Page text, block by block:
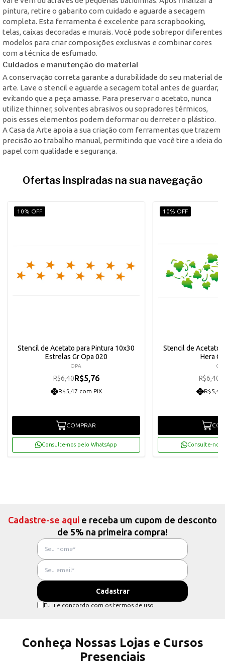
pintura, retire o gabarito com cuidado e aguarde a secagem
completa. Esta ferramenta é excelente para scrapbooking,
telas, caixas decoradas e murais. Você pode sobrepor diferentes
modelos para criar composições exclusivas e combinar cores
com a técnica de esfumado.
Cuidados e manutenção do material
A conservação correta garante a durabilidade do seu material de
arte. Lave o stencil e aguarde a secagem total antes de guardar,
evitando que a peça amasse. Para preservar o acetato, nunca
utilize thinner, solventes abrasivos ou sopradores térmicos,
pois esses elementos podem deformar ou derreter o plástico.
A Casa da Arte apoia a sua criação com ferramentas que trazem
precisão ao trabalho manual, permitindo que você tire a ideia do
papel com qualidade e segurança.
Ofertas inspiradas na sua navegação
10% OFF
Stencil de Acetato para Pintura 10x30
Estrelas Gr Opa 020
OPA
R$6,40R$5,76
R$5,47 com PIX
COMPRAR
Consulte-nos pelo WhatsApp
10% OFF
Stencil de Acetato
Hera
R$6,40
R$5,47
Consulte-nos
Cadastre-se aqui e receba um cupom de desconto
de 5% na primeira compra!
Eu li e concordo com os termos de uso
Conheça Nossas Lojas e Cursos
Presenciais